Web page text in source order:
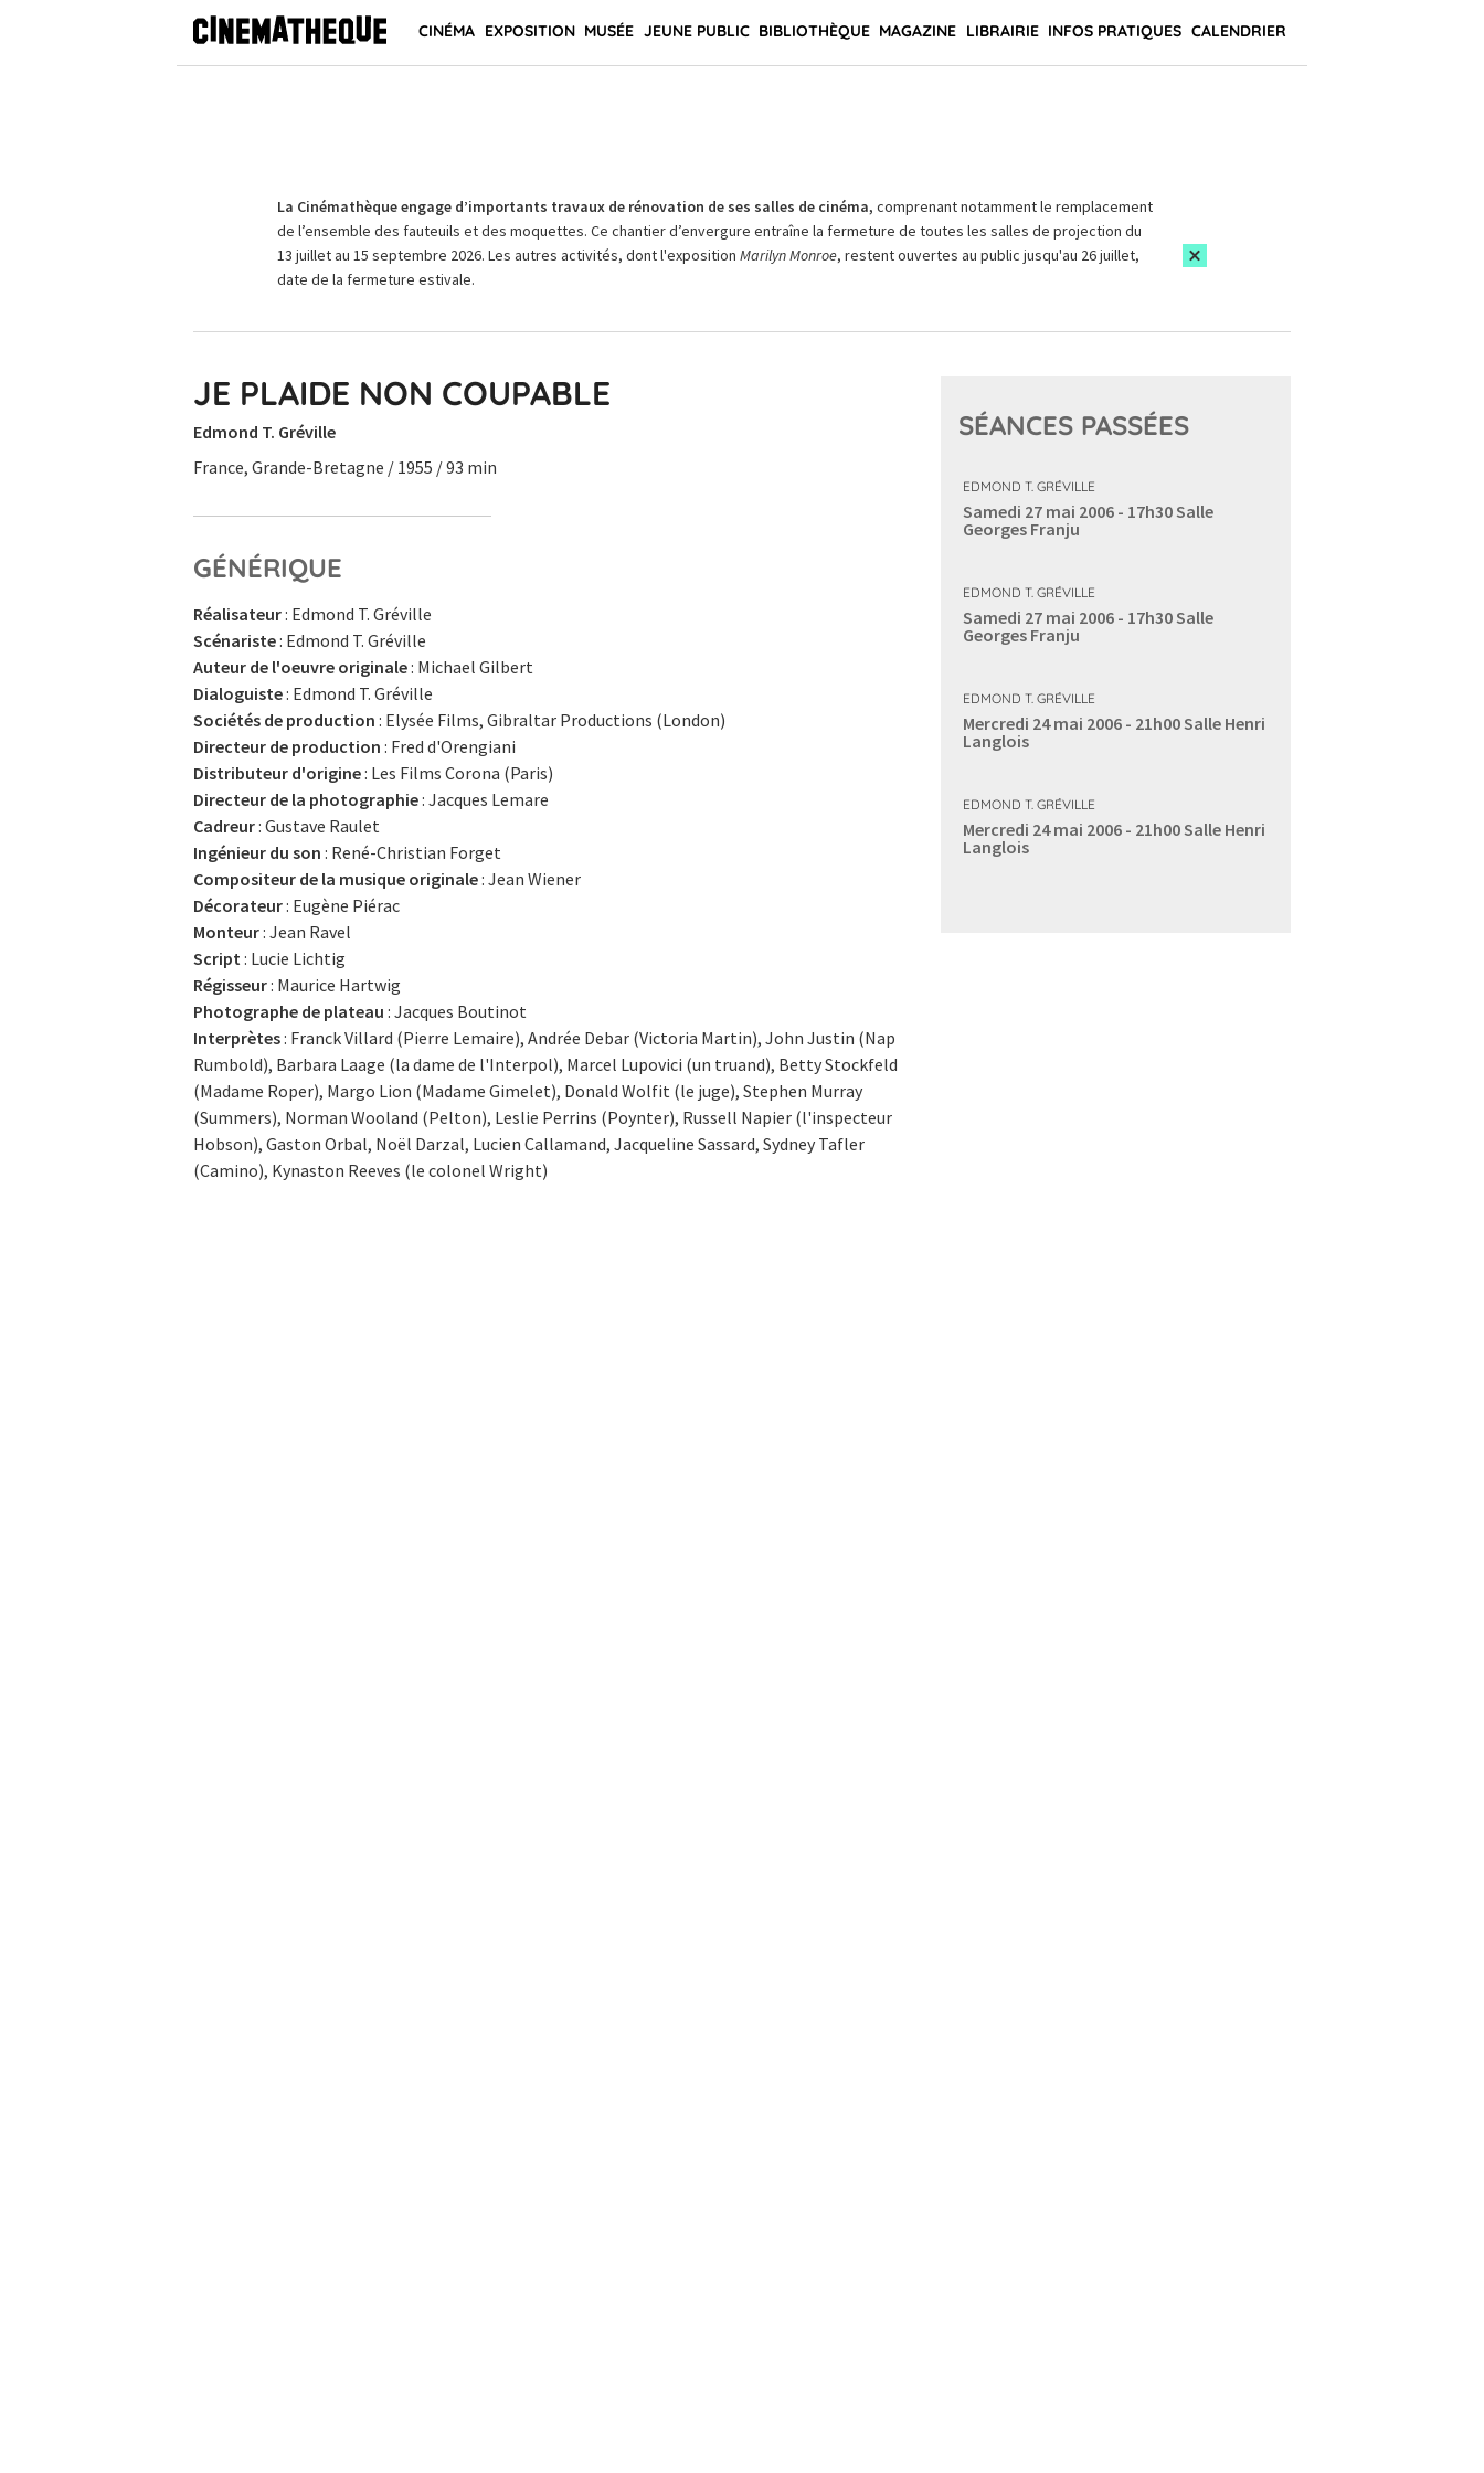
CINÉMA EXPOSITION MUSÉE JEUNE PUBLIC BIBLIOTHÈQUE MAGAZINE LIBRAIRIE INFOS PRATIQUES CALENDRIER
La Cinémathèque engage d’importants travaux de rénovation de ses salles de cinéma, comprenant notamment le remplacement
de l’ensemble des fauteuils et des moquettes. Ce chantier d’envergure entraîne la fermeture de toutes les salles de projection du
13 juillet au 15 septembre 2026. Les autres activités, dont l'exposition Marilyn Monroe, restent ouvertes au public jusqu'au 26 juillet,
date de la fermeture estivale.
JE PLAIDE NON COUPABLE
Edmond T. Gréville
France, Grande-Bretagne / 1955 / 93 min
GÉNÉRIQUE
Réalisateur: Edmond T. Gréville
Scénariste: Edmond T. Gréville
Auteur de l'oeuvre originale: Michael Gilbert
Dialoguiste: Edmond T. Gréville
Sociétés de production : Elysée Films, Gibraltar Productions (London)
Directeur de production : Fred d'Orengiani
Distributeur d'origine: Les Films Corona (Paris)
Directeur de la photographie: Jacques Lemare
Cadreur: Gustave Raulet
Ingénieur du son : René-Christian Forget
Compositeur de la musique originale: Jean Wiener
Décorateur: Eugène Piérac
Monteur: Jean Ravel
Script: Lucie Lichtig
Régisseur: Maurice Hartwig
Photographe de plateau : Jacques Boutinot
Interprètes: Franck Villard (Pierre Lemaire), Andrée Debar (Victoria Martin), John Justin (Nap
Rumbold), Barbara Laage (la dame de l'Interpol), Marcel Lupovici (un truand), Betty Stockfeld
(Madame Roper), Margo Lion (Madame Gimelet), Donald Wolfit (le juge), Stephen Murray
(Summers), Norman Wooland (Pelton), Leslie Perrins (Poynter), Russell Napier (l'inspecteur
Hobson), Gaston Orbal, Noël Darzal, Lucien Callamand, Jacqueline Sassard, Sydney Tafler
(Camino), Kynaston Reeves (le colonel Wright)
SÉANCES PASSÉES
EDMOND T. GRÉVILLE
Samedi 27 mai 2006 - 17h30Salle
Georges Franju
EDMOND T. GRÉVILLE
Samedi 27 mai 2006 - 17h30Salle
Georges Franju
EDMOND T. GRÉVILLE
Mercredi 24 mai 2006 - 21h00Salle Henri
Langlois
EDMOND T. GRÉVILLE
Mercredi 24 mai 2006 - 21h00Salle Henri
Langlois